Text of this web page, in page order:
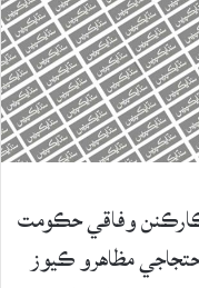
ڪارڪنن وفاقي حڪومت
مظاهرو ڪيوز